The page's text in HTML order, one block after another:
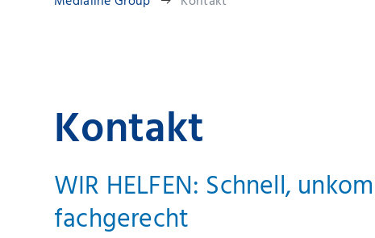
Kontakt
WIR HELFEN: Schnell,
fachgerecht